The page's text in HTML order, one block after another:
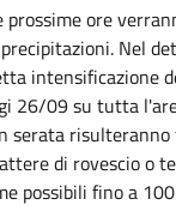
prossime ore
Nel
intensificazione
26/09 su tutta
serata
di rovescio o
possibili fino a